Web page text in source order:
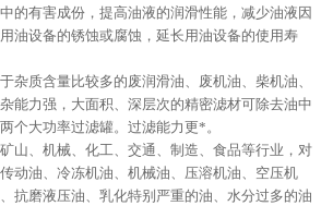
的有害成份，提高油液的润滑性能，减少油液因
油设备的锈蚀或腐蚀，延长用油设备的使用寿
杂质含量比较多的废润滑油、废机油、柴机油、
能力强，大面积、深层次的精密滤材可除去油中
个大功率过滤罐。过滤能力更*。
山、机械、化工、交通、制造、食品等行业，对
动油、冷冻机油、机械油、压溶机油、空压机
抗磨液压油、乳化特别严重的油、水分过多的油